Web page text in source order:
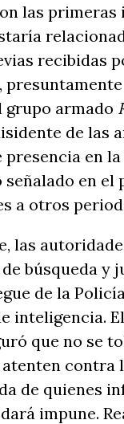
las primeras
recibidas
grupo armado
de las
en
señalado en el
a otros
las
búsqueda y
de la
inteligencia.
que no se
contra
de quienes
impune.